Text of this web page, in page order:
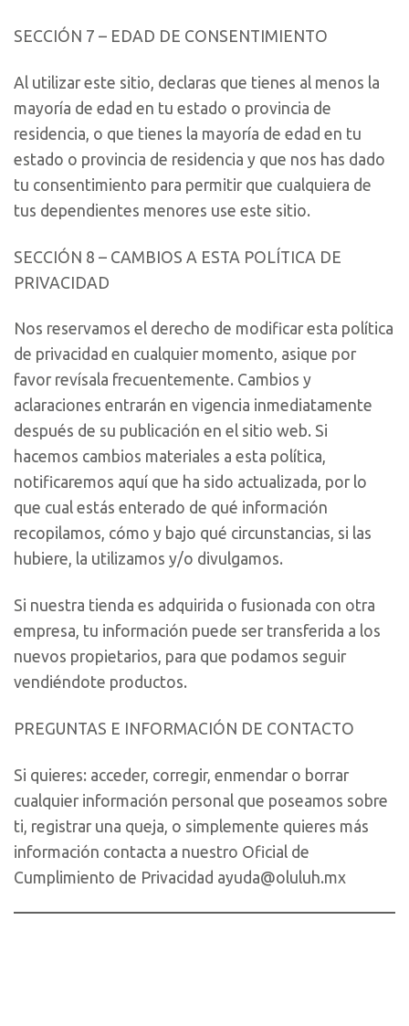
SECCIÓN 7 – EDAD DE CONSENTIMIENTO
Al utilizar este sitio, declaras que tienes al menos la
mayoría de edad en tu estado o provincia de
residencia, o que tienes la mayoría de edad en tu
estado o provincia de residencia y que nos has dado
tu consentimiento para permitir que cualquiera de
tus dependientes menores use este sitio.
SECCIÓN 8 – CAMBIOS A ESTA POLÍTICA DE
PRIVACIDAD
Nos reservamos el derecho de modificar esta política
de privacidad en cualquier momento, asique por
favor revísala frecuentemente. Cambios y
aclaraciones entrarán en vigencia inmediatamente
después de su publicación en el sitio web. Si
hacemos cambios materiales a esta política,
notificaremos aquí que ha sido actualizada, por lo
que cual estás enterado de qué información
recopilamos, cómo y bajo qué circunstancias, si las
hubiere, la utilizamos y/o divulgamos.
Si nuestra tienda es adquirida o fusionada con otra
empresa, tu información puede ser transferida a los
nuevos propietarios, para que podamos seguir
vendiéndote productos.
PREGUNTAS E INFORMACIÓN DE CONTACTO
Si quieres: acceder, corregir, enmendar o borrar
cualquier información personal que poseamos sobre
ti, registrar una queja, o simplemente quieres más
información contacta a nuestro Oficial de
Cumplimiento de Privacidad ayuda@oluluh.mx